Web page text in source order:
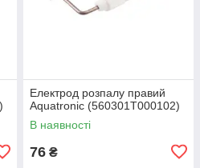
Електрод розпалу правий
Aquatronic (560301T000102)
В наявності
76 ₴